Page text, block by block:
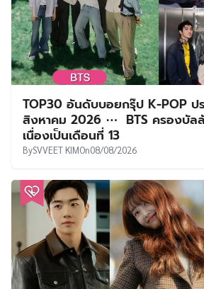
TOP30 อันดับบอยกรุ๊ป K-POP ปร
สิงหาคม 2026 ⋯ BTS ครองบัล
เนื่องเป็นเดือนที่ 13
BySVVEET KIMOn08/08/2026